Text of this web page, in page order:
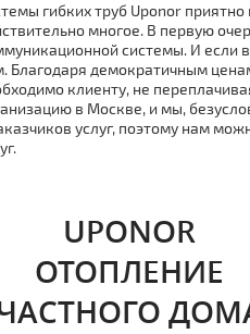
гибких тpуб Uponor приятно
многое. В первую
системы. И если
Благодаря демократичным
клиенту, не
в Москве, и мы,
услуг, поэтому нам
UPONOR
ОТОПЛЕНИЕ